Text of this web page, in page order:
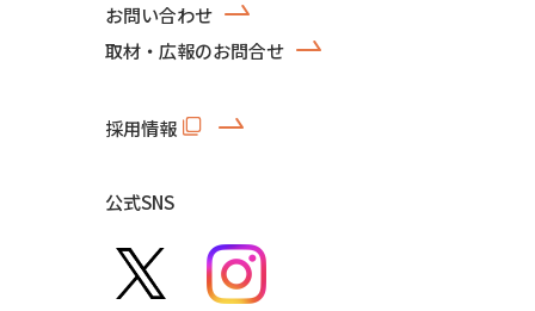
お問い合わせ
取材・広報のお問合せ
採用情報
公式SNS